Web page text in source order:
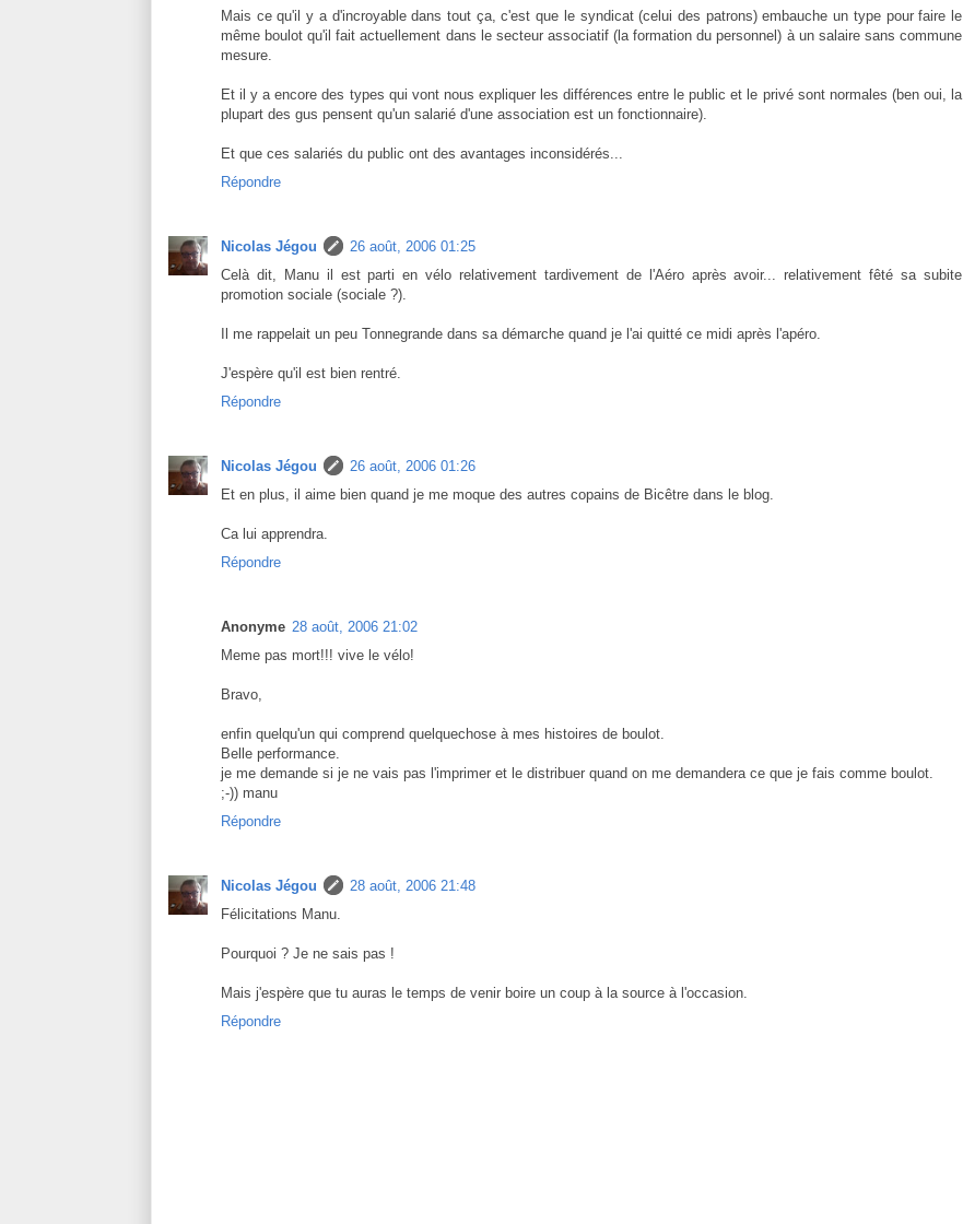
Mais ce qu'il y a d'incroyable dans tout ça, c'est que le syndicat (celui des patrons) embauche un type pour faire le
même boulot qu'il fait actuellement dans le secteur associatif (la formation du personnel) à un salaire sans commune
mesure.
Et il y a encore des types qui vont nous expliquer les différences entre le public et le privé sont normales (ben oui, la
plupart des gus pensent qu'un salarié d'une association est un fonctionnaire).
Et que ces salariés du public ont des avantages inconsidérés...
Répondre
Nicolas Jégou
26 août, 2006 01:25
Celà dit, Manu il est parti en vélo relativement tardivement de l'Aéro après avoir... relativement fêté sa subite
promotion sociale (sociale ?).
Il me rappelait un peu Tonnegrande dans sa démarche quand je l'ai quitté ce midi après l'apéro.
J'espère qu'il est bien rentré.
Répondre
Nicolas Jégou
26 août, 2006 01:26
Et en plus, il aime bien quand je me moque des autres copains de Bicêtre dans le blog.
Ca lui apprendra.
Répondre
Anonyme 28 août, 2006 21:02
Meme pas mort!!! vive le vélo!
Bravo,
enfin quelqu'un qui comprend quelquechose à mes histoires de boulot.
Belle performance.
je me demande si je ne vais pas l'imprimer et le distribuer quand on me demandera ce que je fais comme boulot.
;-)) manu
Répondre
Nicolas Jégou
28 août, 2006 21:48
Félicitations Manu.
Pourquoi ? Je ne sais pas !
Mais j'espère que tu auras le temps de venir boire un coup à la source à l'occasion.
Répondre